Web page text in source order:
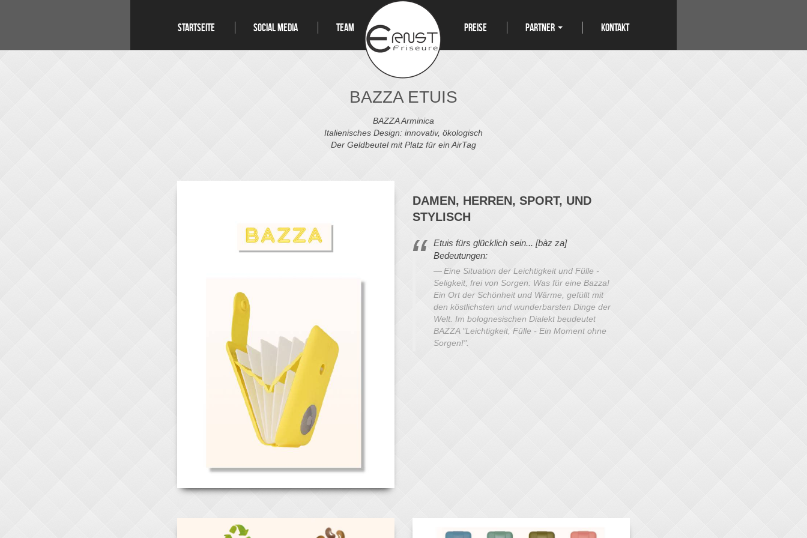
STARTSEITE SOCIAL MEDIA TEAM PREISE PARTNER KONTAKT
BAZZA ETUIS
BAZZA Arminica
Italienisches Design: innovativ, ökologisch
Der Geldbeutel mit Platz für ein AirTag
DAMEN, HERREN, SPORT, UND
STYLISCH
Etuis fürs glücklich sein... [bàz za]
Bedeutungen:
Eine Situation der Leichtigkeit und Fülle -
Seligkeit, frei von Sorgen: Was für eine Bazza!
Ein Ort der Schönheit und Wärme, gefüllt mit
den köstlichsten und wunderbarsten Dinge der
Welt. Im bolognesischen Dialekt beudeutet
BAZZA "Leichtigkeit, Fülle - Ein Moment ohne
Sorgen!".